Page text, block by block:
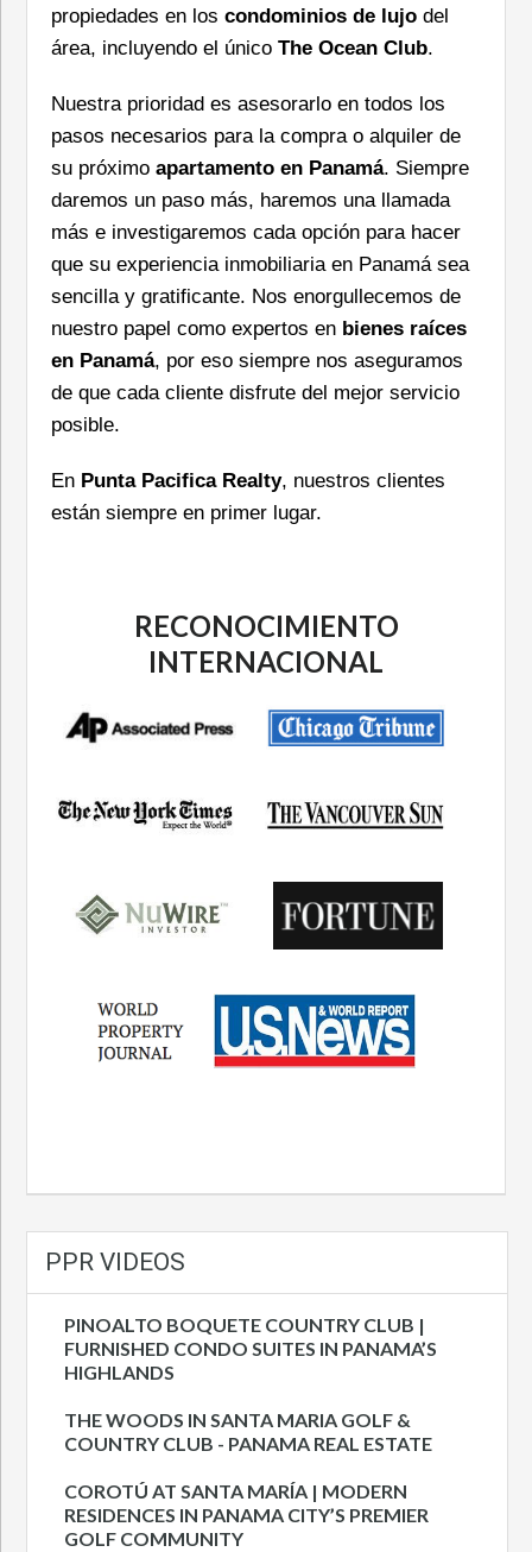
propiedades en los condominios de lujo del
área, incluyendo el únicoThe Ocean Club.
Nuestra prioridad es asesorarlo en todos los
pasos necesarios para la compra o alquiler de
su próximoapartamento en Panamá. Siempre
daremos un paso más, haremos una llamada
más e investigaremos cada opción para hacer
que su experiencia inmobiliaria en Panamá sea
sencilla y gratificante. Nos enorgullecemos de
nuestro papel como expertos en bienes raíces
en Panamá, por eso siempre nos aseguramos
de que cada cliente disfrute del mejor servicio
posible.
En Punta Pacifica Realty, nuestros clientes
están siempre en primer lugar.
RECONOCIMIENTO
INTERNACIONAL
PPR VIDEOS
PINOALTO BOQUETE COUNTRY CLUB |
FURNISHED CONDO SUITES IN PANAMA’S
HIGHLANDS
THE WOODS IN SANTA MARIA GOLF &
COUNTRY CLUB - PANAMA REAL ESTATE
COROTÚ AT SANTA MARÍA | MODERN
RESIDENCES IN PANAMA CITY’S PREMIER
GOLF COMMUNITY